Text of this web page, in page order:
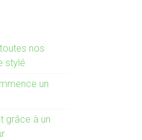
nos
stylé
un
grâce à un